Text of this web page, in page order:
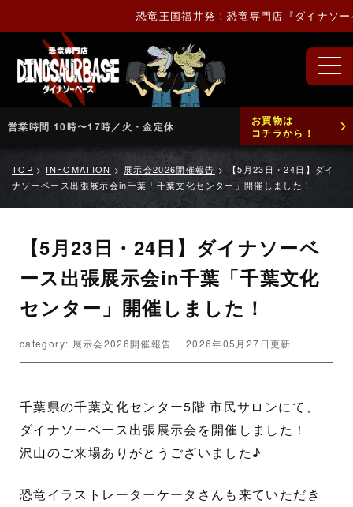
恐竜王国福井発！恐竜専門店『ダイナソーベ
営業時間 10時〜17時／火・金定休
お買物は
コチラから！
TOP > INFOMATION > 展示会2026開催報告 >
【5月23日・24日】ダイ
ナソーベース出張展示会in千葉「千葉文化センター」開催しました！
【5月23日・24日】ダイナソーベ
ース出張展示会in千葉「千葉文化
センター」開催しました！
category: 展示会2026開催報告 2026年05月27日更新
千葉県の千葉文化センター5階 市民サロンにて、
ダイナソーベース出張展示会を開催しました！
沢山のご来場ありがとうございました♪
恐竜イラストレーターケータさんも来ていただき